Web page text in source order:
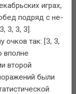
играх,
подряд с не-
3, 3, 3].
очков так: [3, 3,
вполне
второй
были